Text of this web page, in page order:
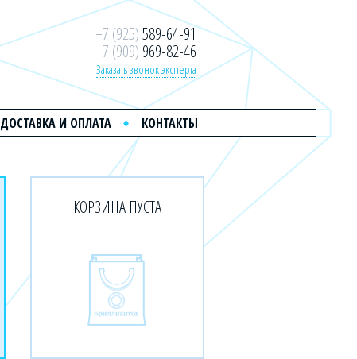
+7 (925)589-64-91
+7 (909) 969-82-46
Заказать звонок эксперта
ДОСТАВКА И ОПЛАТА КОНТАКТЫ
КОРЗИНА ПУСТА